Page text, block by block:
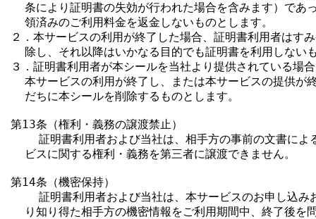
条により証明書の失効が行われた場合を含みます）であ
  領済みのご利用料金を返金しないものとします。
２．本サービスの利用が終了した場合、証明書利用者はす
除し、それ以降はいかなる目的でも証明書を利用しない
３．証明書利用者が本シールを当社より提供されている場
本サービスの利用が終了し、または本サービスの提供が
  だちに本シールを削除するものとします。
第13条（権利・義務の譲渡禁止）
証明書利用者および当社は、相手方の事前の文書によ
  ビスに関する権利・義務を第三者に譲渡できません。
第14条（機密保持）
証明書利用者および当社は、本サービスのお申し込み
り知り得た相手方の機密情報をご利用期間中、終了後を